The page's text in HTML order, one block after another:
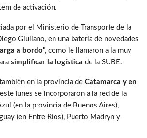
de activación.
por el Ministerio de Transporte de la
Giuliano, en una batería de novedades
a bordo", como le llamaron a la muy
simplificar la logística de la SUBE.
en la provincia de Catamarca y en
lunes se incorporaron a la red de la
(en la provincia de Buenos Aires),
(en Entre Ríos), Puerto Madryn y